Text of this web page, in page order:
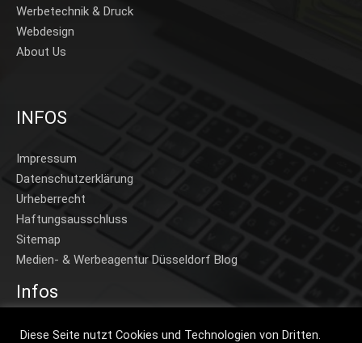
Werbetechnik & Druck
Webdesign
About Us
INFOS
Impressum
Datenschutzerklärung
Urheberrecht
Haftungsausschluss
Sitemap
Medien- & Werbeagentur Düsseldorf Blog
Infos
Home
Diese Seite nutzt Cookies und Technologien von Dritten.